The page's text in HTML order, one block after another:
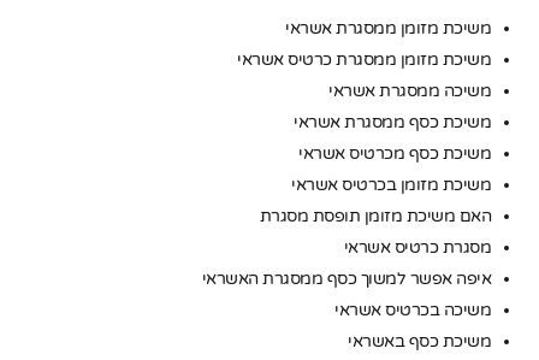
משיכת מזומן ממסגרת אשראי
משיכת מזומן ממסגרת כרטיס אשראי
משיכה ממסגרת אשראי
משיכת כסף ממסגרת אשראי
משיכת כסף מכרטיס אשראי
משיכת מזומן בכרטיס אשראי
האם משיכת מזומן תופסת מסגרת
מסגרת כרטיס אשראי
איפה אפשר למשוך כסף ממסגרת האשראי
משיכה בכרטיס אשראי
משיכת כסף באשראי